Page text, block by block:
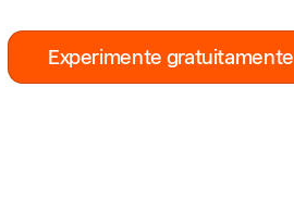
Experimente gratuitamente